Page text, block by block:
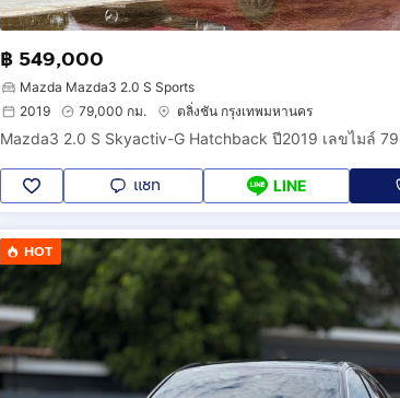
฿ 549,000
Mazda Mazda3 2.0 S Sports
2019
79,000 กม. ตลิ่งชัน กรุงเทพมหานคร
Mazda3 2.0 S Skyactiv-G Hatchback ปี2019 เลขไมล์
แชท LINE
HOT